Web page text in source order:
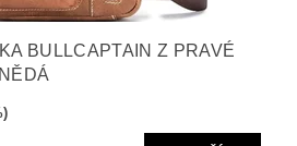
BULLCAPTAIN Z PRAVÉ